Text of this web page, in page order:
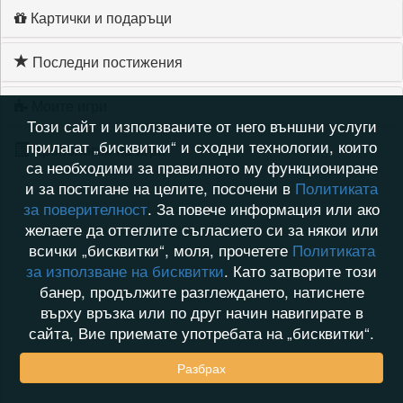
Картички и подаръци
Последни постижения
Хронология на игри
Този сайт и използваните от него външни услуги
прилагат „бисквитки“ и сходни технологии, които
са необходими за правилното му функциониране
и за постигане на целите, посочени в Политиката
за поверителност. За повече информация или ако
желаете да оттеглите съгласието си за някои или
всички „бисквитки“, моля, прочетете Политиката
за използване на бисквитки. Като затворите този
банер, продължите разглеждането, натиснете
върху връзка или по друг начин навигирате в
сайта, Вие приемате употребата на „бисквитки“.
Разбрах